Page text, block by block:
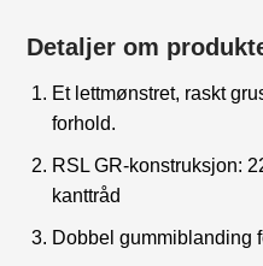
Detaljer om
Et lettmønstret, raskt
forhold.
RSL GR-konstruksjon:
kanttråd
Dobbel gummiblanding